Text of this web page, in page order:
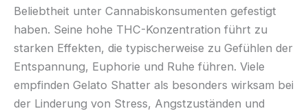
Beliebtheit unter Cannabiskonsumenten gefestigt
haben. Seine hohe THC-Konzentration führt zu
starken Effekten, die typischerweise zu Gefühlen der
Entspannung, Euphorie und Ruhe führen. Viele
empfinden Gelato Shatter als besonders wirksam bei
der Linderung von Stress, Angstzuständen und